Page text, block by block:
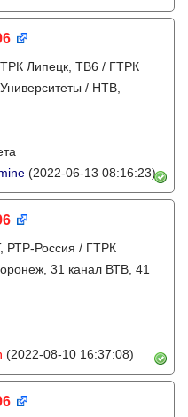
Липецк, ТВ6 / ГТРК
/ НТВ,
(2022-06-13 08:16:23)
РТР-Россия / ГТРК
31 канал ВТВ, 41
(2022-08-10 16:37:08)